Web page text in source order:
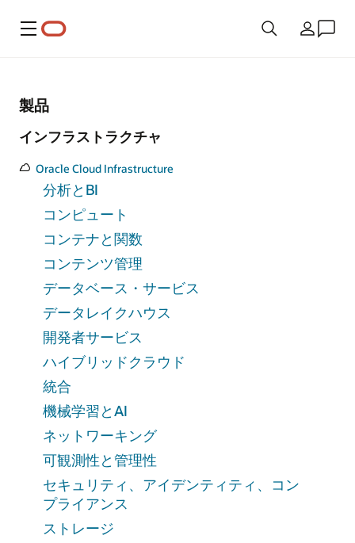
メニュー 国/地域
製品
インフラストラクチャ
Oracle Cloud Infrastructure
分析とBI
コンピュート
コンテナと関数
コンテンツ管理
データベース・サービス
データレイクハウス
開発者サービス
ハイブリッドクラウド
統合
機械学習とAI
ネットワーキング
可観測性と管理性
セキュリティ、アイデンティティ、コン
プライアンス
ストレージ